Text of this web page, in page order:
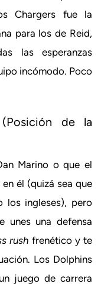
Chargers fue la
para los de Reid,
las esperanzas
incómodo. Poco
de la
Marino o que el
él (quizá sea que
los ingleses), pero
unes una defensa
rush frenético y te
Los Dolphins
juego de carrera